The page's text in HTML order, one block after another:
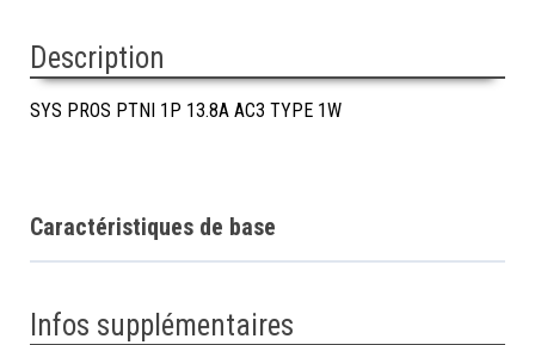
Description
SYS PROS PTNI 1P 13.8A AC3 TYPE 1W
Caractéristiques de base
Infos supplémentaires